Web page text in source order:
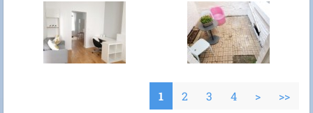
1 2 3 4 > >>